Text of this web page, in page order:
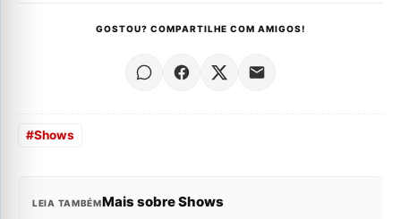
GOSTOU? COMPARTILHE COM AMIGOS!
#Shows
LEIA TAMBÉMMais sobre Shows